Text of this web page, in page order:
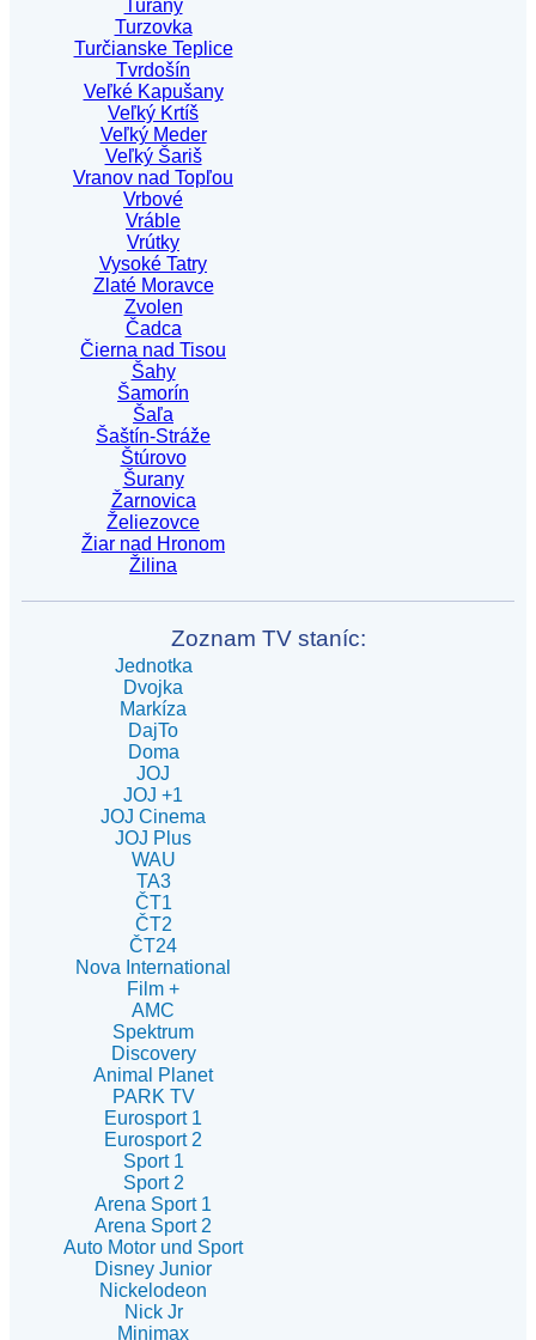
Turany
Turzovka
Turčianske Teplice
Tvrdošín
Veľké Kapušany
Veľký Krtíš
Veľký Meder
Veľký Šariš
Vranov nad Topľou
Vrbové
Vráble
Vrútky
Vysoké Tatry
Zlaté Moravce
Zvolen
Čadca
Čierna nad Tisou
Šahy
Šamorín
Šaľa
Šaštín-Stráže
Štúrovo
Šurany
Žarnovica
Želiezovce
Žiar nad Hronom
Žilina
Zoznam TV staníc:
Jednotka
Dvojka
Markíza
DajTo
Doma
JOJ
JOJ +1
JOJ Cinema
JOJ Plus
WAU
TA3
ČT1
ČT2
ČT24
Nova International
Film +
AMC
Spektrum
Discovery
Animal Planet
PARK TV
Eurosport 1
Eurosport 2
Sport 1
Sport 2
Arena Sport 1
Arena Sport 2
Auto Motor und Sport
Disney Junior
Nickelodeon
Nick Jr
Minimax